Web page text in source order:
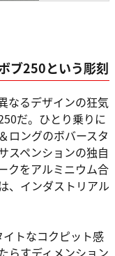
ブ250という彫刻
なるデザインの狂気
だ。ひとり乗りに
ロングのボバースタ
スペンションの独自
クをアルミニウム合
、インダストリアル
トなコクピット感
らすディメンション